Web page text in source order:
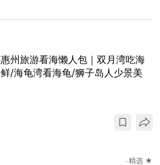
惠州旅游看海懒人包｜双月湾吃海
鲜/海龟湾看海龟/狮子岛人少景美
精选 ★